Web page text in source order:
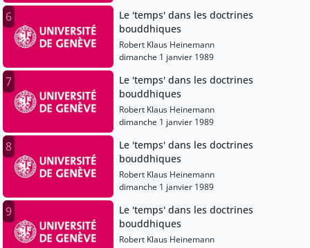
6
Le 'temps' dans les doctrines
bouddhiques
Robert Klaus Heinemann
dimanche 1 janvier 1989
7
Le 'temps' dans les doctrines
bouddhiques
Robert Klaus Heinemann
dimanche 1 janvier 1989
8
Le 'temps' dans les doctrines
bouddhiques
Robert Klaus Heinemann
dimanche 1 janvier 1989
9
Le 'temps' dans les doctrines
bouddhiques
Robert Klaus Heinemann